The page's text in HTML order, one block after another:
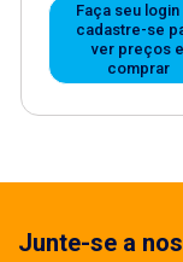
Faça seu login
cadastre-se
ver preços e
comprar
Junte-se a